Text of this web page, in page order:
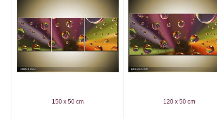
150 x 50 cm 120 x 50 cm